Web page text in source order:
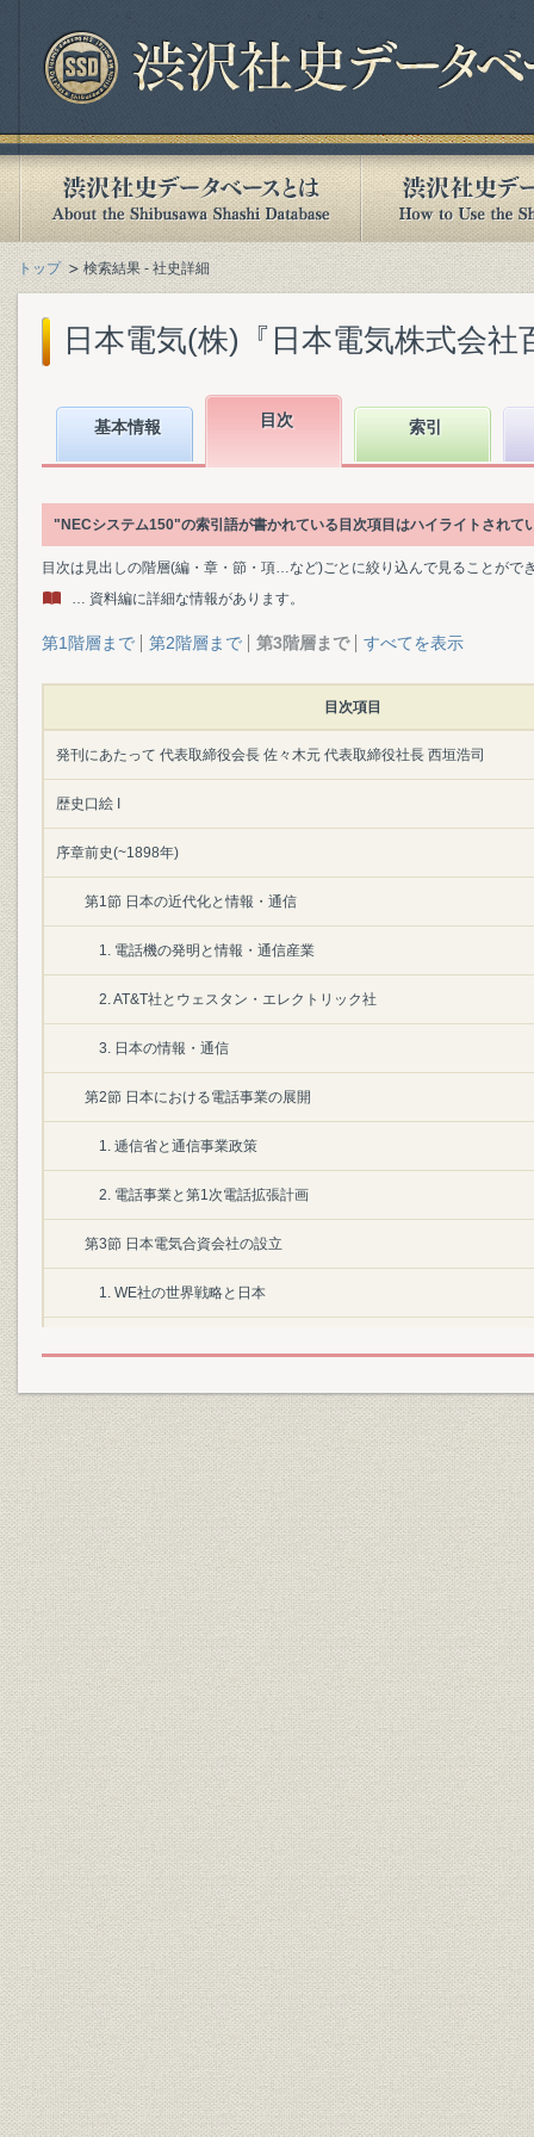
トップ 検索結果 - 社史詳細
日本電気(株)『日本電気株式会社
基本情報 目次 索引
"NECシステム150"の索引語が書かれている目次項目はハイライトされて
目次は見出しの階層(編・章・節・項…など)ごとに絞り込んで見ることがで
… 資料編に詳細な情報があります。
第1階層まで 第2階層まで 第3階層まで すべてを表示
目次項目
発刊にあたって 代表取締役会長 佐々木元 代表取締役社長 西垣浩司
歴史口絵 I
序章前史(~1898年)
第1節 日本の近代化と情報・通信
1. 電話機の発明と情報・通信産業
2. AT&T社とウェスタン・エレクトリック社
3. 日本の情報・通信
第2節 日本における電話事業の展開
1. 逓信省と通信事業政策
2. 電話事業と第1次電話拡張計画
第3節 日本電気合資会社の設立
1. WE社の世界戦略と日本
3. 日本電気合資会社の設立
第1章 日本電気株式会社の設立(1899~1913年)
第1節 近代産業の確立と情報・通信
1. 条約改正
2. 第2次電話拡張計画
第2節 日本電気株式会社の設立
1. 日本初の外資系企業
2. 設立初期の業務
第3節 経営基盤の確立
1. 第2次電話拡張計画と日本電気
2. 組織と人材
3. 販売戦略
4. 工場改革と生産管理
5. 技術の蓄積
6. WE社の管理と指導
第4節 経営状況の推移